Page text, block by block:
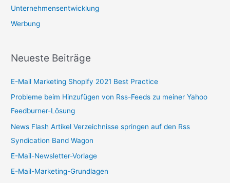
Unternehmensentwicklung
Werbung
Neueste Beiträge
E-Mail Marketing Shopify 2021 Best Practice
Probleme beim Hinzufügen von Rss-Feeds zu meiner Yahoo
Feedburner-Lösung
News Flash Artikel Verzeichnisse springen auf den Rss
Syndication Band Wagon
E-Mail-Newsletter-Vorlage
E-Mail-Marketing-Grundlagen